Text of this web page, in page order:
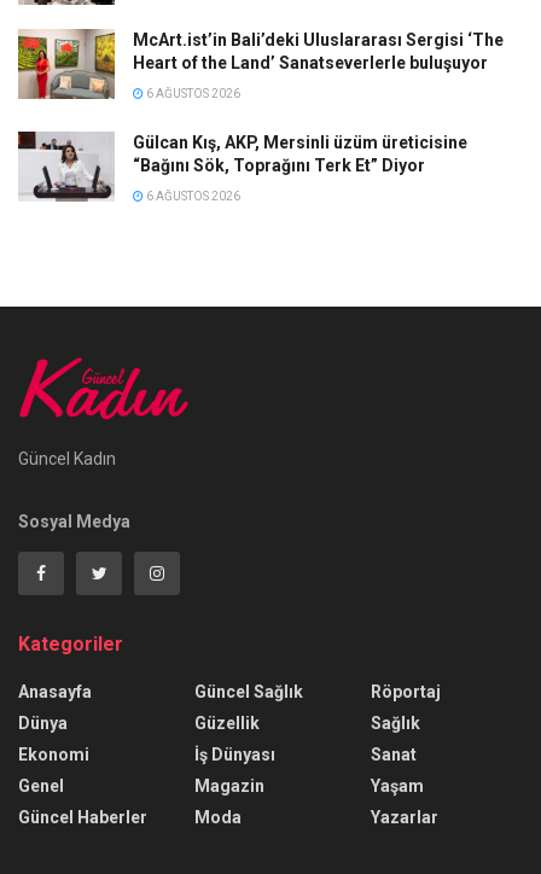
McArt.ist’in Bali’deki Uluslararası Sergisi ‘The
Heart of the Land’ Sanatseverlerle buluşuyor
6 AĞUSTOS 2026
Gülcan Kış, AKP, Mersinli üzüm üreticisine
“Bağını Sök, Toprağını Terk Et” Diyor
6 AĞUSTOS 2026
Güncel Kadın
Sosyal Medya
Kategoriler
Anasayfa
Dünya
Ekonomi
Genel
Güncel Haberler
Güncel Sağlık
Güzellik
İş Dünyası
Magazin
Moda
Röportaj
Sağlık
Sanat
Yaşam
Yazarlar